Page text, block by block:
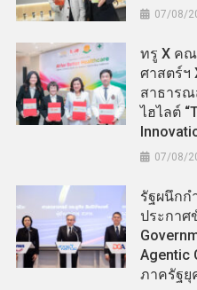
07/08/
ทรู X ค
ศาสตร์ฯ
สาธารณ
ไฮไลต์
07/08/
รัฐผนึกก
ประกาศ
Agentic
ภาครัฐยุ